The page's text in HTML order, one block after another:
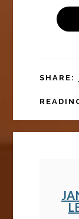
SHARE: